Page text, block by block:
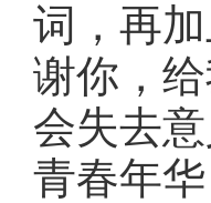
词，再
谢你，
会失去
青春年